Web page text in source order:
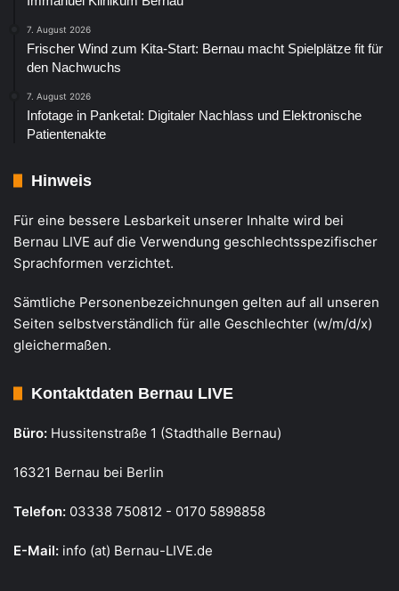
7. August 2026
Frischer Wind zum Kita-Start: Bernau macht Spielplätze fit für
den Nachwuchs
7. August 2026
Infotage in Panketal: Digitaler Nachlass und Elektronische
Patientenakte
Hinweis
Für eine bessere Lesbarkeit unserer Inhalte wird bei
Bernau LIVE auf die Verwendung geschlechtsspezifischer
Sprachformen verzichtet.
Sämtliche Personenbezeichnungen gelten auf all unseren
Seiten selbstverständlich für alle Geschlechter (w/m/d/x)
gleichermaßen.
Kontaktdaten Bernau LIVE
Büro: Hussitenstraße 1 (Stadthalle Bernau)
16321 Bernau bei Berlin
Telefon: 03338 750812 - 0170 5898858
E-Mail: info (at) Bernau-LIVE.de